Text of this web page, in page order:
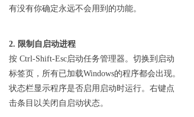
有没有你确定永远不会用到的功能。
2. 限制自启动进程
按 Ctrl-Shift-Esc启动任务管理器。切换到启动
标签页，所有已加载Windows的程序都会出现。
状态栏显示程序是否启用启动时运行。右键点
击条目以关闭自启动状态。